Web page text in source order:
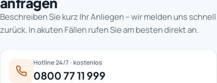
Beschreiben Sie kurz Ihr Anliegen – wir melden uns schnell
zurück. In akuten Fällen rufen Sie am besten direkt an.
Hotline 24/7 · kostenlos
0800 77 11 999